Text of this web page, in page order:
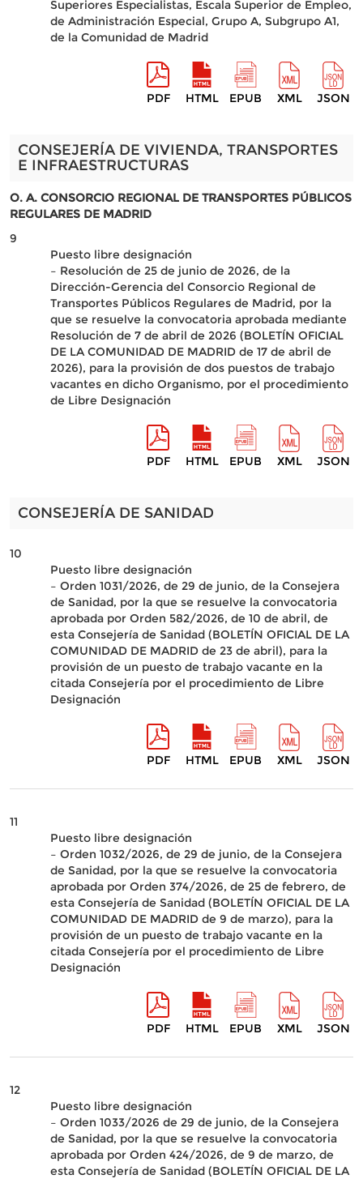
Superiores Especialistas, Escala Superior de Empleo,
de Administración Especial, Grupo A, Subgrupo A1,
de la Comunidad de Madrid
PDF HTML EPUB XML JSON
CONSEJERÍA DE VIVIENDA, TRANSPORTES
E INFRAESTRUCTURAS
O. A. CONSORCIO REGIONAL DE TRANSPORTES PÚBLICOS
REGULARES DE MADRID
9
Puesto libre designación
– Resolución de 25 de junio de 2026, de la
Dirección-Gerencia del Consorcio Regional de
Transportes Públicos Regulares de Madrid, por la
que se resuelve la convocatoria aprobada mediante
Resolución de 7 de abril de 2026 (BOLETÍN OFICIAL
DE LA COMUNIDAD DE MADRID de 17 de abril de
2026), para la provisión de dos puestos de trabajo
vacantes en dicho Organismo, por el procedimiento
de Libre Designación
PDF HTML EPUB XML JSON
CONSEJERÍA DE SANIDAD
10
Puesto libre designación
– Orden 1031/2026, de 29 de junio, de la Consejera
de Sanidad, por la que se resuelve la convocatoria
aprobada por Orden 582/2026, de 10 de abril, de
esta Consejería de Sanidad (BOLETÍN OFICIAL DE LA
COMUNIDAD DE MADRID de 23 de abril), para la
provisión de un puesto de trabajo vacante en la
citada Consejería por el procedimiento de Libre
Designación
PDF HTML EPUB XML JSON
11
Puesto libre designación
– Orden 1032/2026, de 29 de junio, de la Consejera
de Sanidad, por la que se resuelve la convocatoria
aprobada por Orden 374/2026, de 25 de febrero, de
esta Consejería de Sanidad (BOLETÍN OFICIAL DE LA
COMUNIDAD DE MADRID de 9 de marzo), para la
provisión de un puesto de trabajo vacante en la
citada Consejería por el procedimiento de Libre
Designación
PDF HTML EPUB XML JSON
12
Puesto libre designación
– Orden 1033/2026 de 29 de junio, de la Consejera
de Sanidad, por la que se resuelve la convocatoria
aprobada por Orden 424/2026, de 9 de marzo, de
esta Consejería de Sanidad (BOLETÍN OFICIAL DE LA